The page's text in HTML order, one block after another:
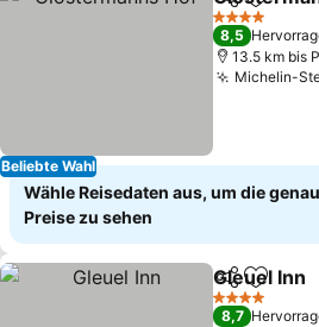
Beliebte Wahl
TeilenZu
4 Sterne
8,5
13.5 km bis
Michelin-
Wähle Reisedaten aus, um die
Preise zu sehen
TeilenZu
Gleuel Inn
4 Sterne
8,7